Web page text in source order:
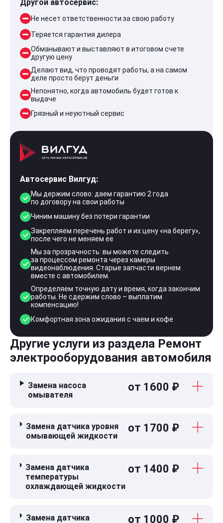
Другой автосервис:
Не несет ответственности за свою работу
Теряется гарантия дилера
Обманывают и выставляют в итоговом счете
другую цену
Делают вид, что проводят работы, а на самом
деле просто берут деньги
Непонятно, когда автомобиль будет готов к
выдаче
Грязный и неуютный сервис
Автосервис Вилгуд:
Мы держим слово: даем гарантию 2 года
по договору на свои работы
Чиним машину без потери гарантии
Закрепляем перечень работ и их цену «на берегу»,
после чего не меняем ее
Мы за прозрачность: вы можете следить
за процессом ремонта через камеры
видеонаблюдения. Старые запчасти вернем
вместе с автомобилем.
Определяем точную дату и время, когда закончим
работы. Не сдержим слово – выплатим
компенсацию!
Комфортная зона ожидания с чаем и кофе
Другие услуги из раздела Ремонт
электрооборудования автомобиля
Замена насоса
омывателя
от 1600 ₽
Замена датчика уровня
омывающей жидкости
от 1700 ₽
Замена датчика
температуры
охлаждающей жидкости
от 1400 ₽
Замена датчика
от 1000 ₽